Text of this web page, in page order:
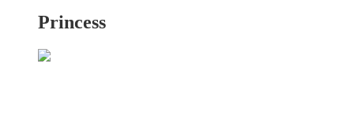
Princess